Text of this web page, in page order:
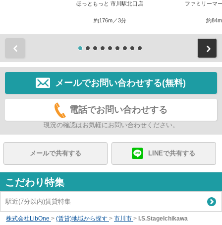
ほっともっと 市川駅北口店
約176m／3分
ファミリーマ
約
メールでお問い合わせする(無料)
電話でお問い合わせする
現況の確認はお気軽にお問い合わせください。
メールで共有する LINEで共有する
こだわり特集
駅近(7分以内)賃貸特集
株式会社LibOne > (賃貸)地域から探す > 市川市 > I.S.StageIchikawa